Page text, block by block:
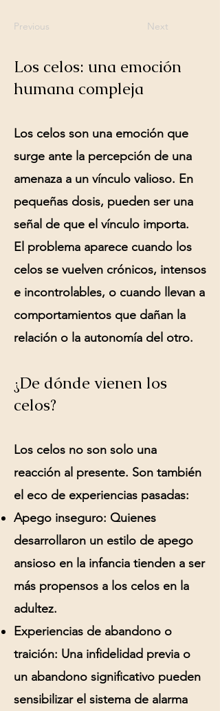
Previous Next
Los celos: una emoción
humana compleja
Los celos son una emoción que
surge ante la percepción de una
amenaza a un vínculo valioso. En
pequeñas dosis, pueden ser una
señal de que el vínculo importa.
El problema aparece cuando los
celos se vuelven crónicos, intensos
e incontrolables, o cuando llevan a
comportamientos que dañan la
relación o la autonomía del otro.
¿De dónde vienen los
celos?
Los celos no son solo una
reacción al presente. Son también
el eco de experiencias pasadas:
Apego inseguro: Quienes
desarrollaron un estilo de apego
ansioso en la infancia tienden a ser
más propensos a los celos en la
adultez.
Experiencias de abandono o
traición: Una infidelidad previa o
un abandono significativo pueden
sensibilizar el sistema de alarma